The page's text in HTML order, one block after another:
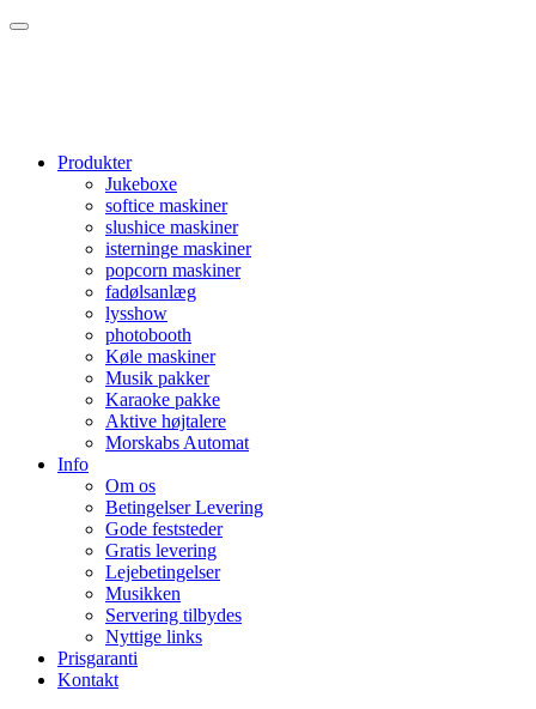
Produkter
Jukeboxe
softice maskiner
slushice maskiner
isterninge maskiner
popcorn maskiner
fadølsanlæg
lysshow
photobooth
Køle maskiner
Musik pakker
Karaoke pakke
Aktive højtalere
Morskabs Automat
Info
Om os
Betingelser Levering
Gode feststeder
Gratis levering
Lejebetingelser
Musikken
Servering tilbydes
Nyttige links
Prisgaranti
Kontakt